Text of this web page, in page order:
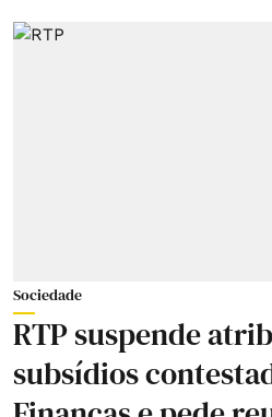
Sociedade
RTP suspende
subsídios